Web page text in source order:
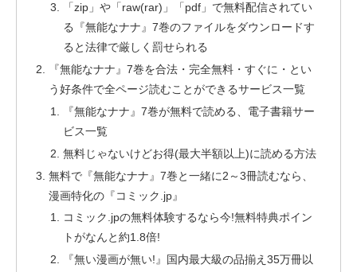
「zip」や「raw(rar)」「pdf」で無料配信されてい
る『無能なナナ』7巻のファイルをダウンロードす
ると法律で厳しく罰せられる
『無能なナナ』7巻を合法・完全無料・すぐに・とい
う好条件で全ページ読むことができるサービス一覧
『無能なナナ』7巻が無料で読める、電子書籍サー
ビス一覧
無料じゃないけどお得(最大半額以上)に読める方法
無料で『無能なナナ』7巻と一緒に2～3冊読むなら、
漫画特化の『コミック.jp』
コミック.jpの無料体験するなら今!無料特典ポイン
トがなんと約1.8倍!
『無い漫画が無い!』国内最大級の品揃え35万冊以